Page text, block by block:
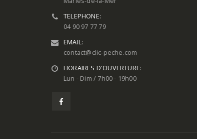
TELEPHONE:
04 90 97 77 79
EMAIL:
contact@clic-peche.com
HORAIRES D'OUVERTURE:
Lun - Dim / 7h00 - 19h00